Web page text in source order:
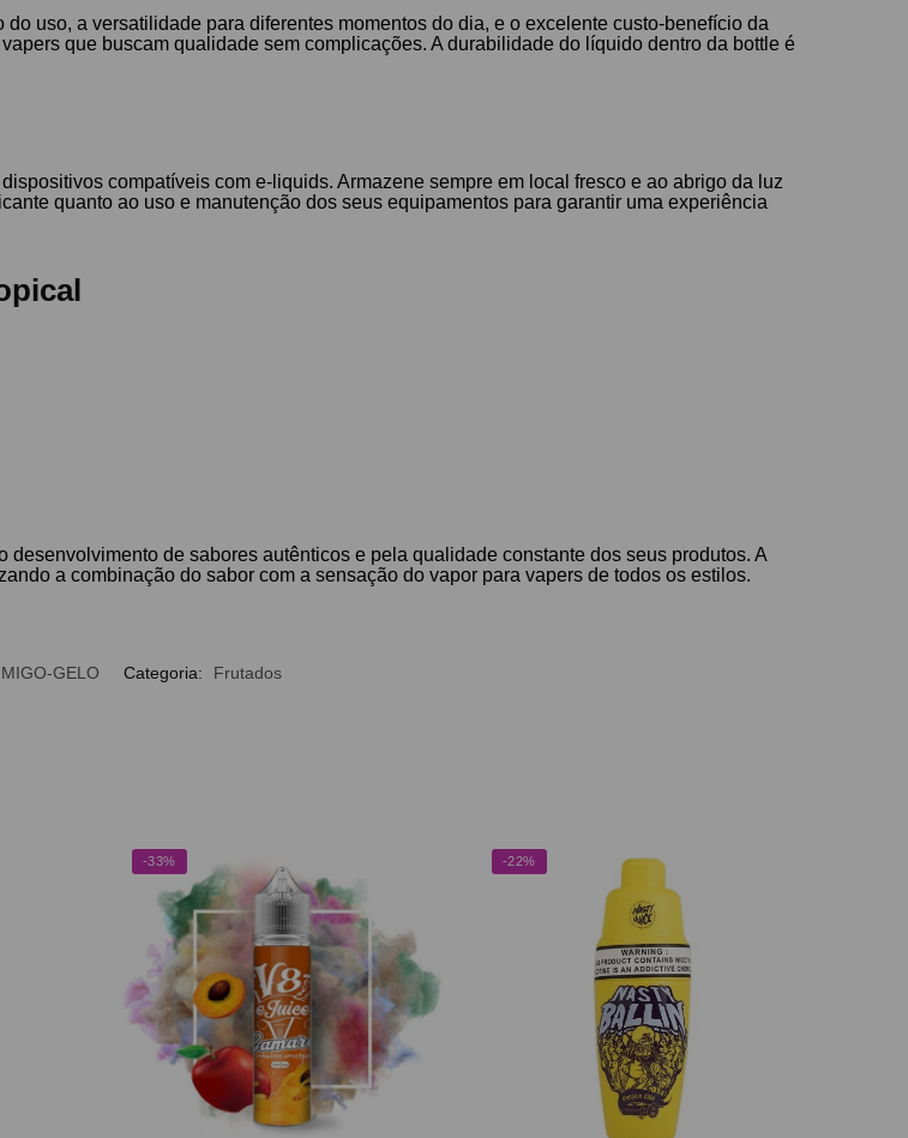
uso, a versatilidade para diferentes momentos do dia, e o excelente custo-benefício da
que buscam qualidade sem complicações. A durabilidade do líquido dentro da bottle é
compatíveis com e-liquids. Armazene sempre em local fresco e ao abrigo da luz
quanto ao uso e manutenção dos seus equipamentos para garantir uma experiência
de sabores autênticos e pela qualidade constante dos seus produtos. A
a combinação do sabor com a sensação do vapor para vapers de todos os estilos.
GELO Categoria: Frutados
-33% -22%